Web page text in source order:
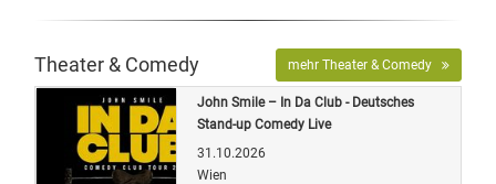
Theater & Comedy mehr Theater & Comedy
John Smile – In Da Club - Deutsches
Stand-up Comedy Live
31.10.2026
Wien